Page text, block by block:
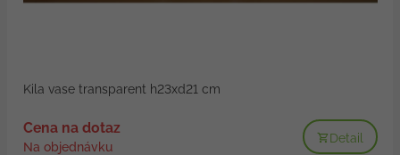
Kila vase transparent h23xd21 cm
Cena na dotaz
Na objednávku
Detail